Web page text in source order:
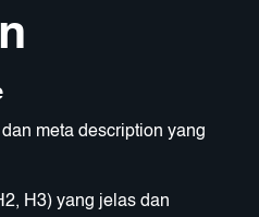
meta description yang
H3) yang jelas dan